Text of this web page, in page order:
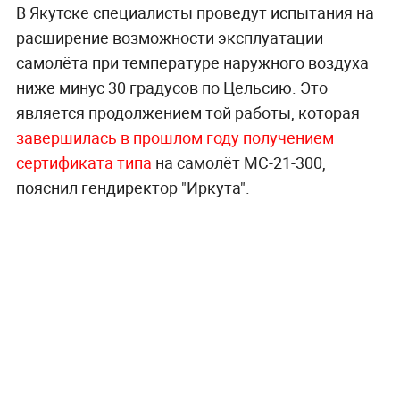
В Якутске специалисты проведут испытания на
расширение возможности эксплуатации
самолёта при температуре наружного воздуха
ниже минус 30 градусов по Цельсию. Это
является продолжением той работы, которая
завершилась в прошлом году получением
сертификата типа на самолёт МС-21-300,
пояснил гендиректор "Иркута".